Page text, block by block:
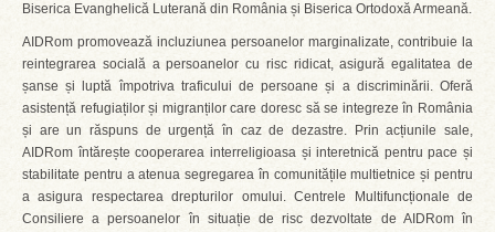
Biserica Evanghelică Luterană din România și Biserica Ortodoxă Armeană.
AIDRom promovează incluziunea persoanelor marginalizate, contribuie la
reintegrarea socială a persoanelor cu risc ridicat, asigură egalitatea de
șanse și luptă împotriva traficului de persoane și a discriminării. Oferă
asistență refugiaților și migranților care doresc să se integreze în România
și are un răspuns de urgență în caz de dezastre. Prin acțiunile sale,
AIDRom întărește cooperarea interreligioasa și interetnică pentru pace și
stabilitate pentru a atenua segregarea în comunitățile multietnice și pentru
a asigura respectarea drepturilor omului. Centrele Multifuncționale de
Consiliere a persoanelor în situație de risc dezvoltate de AIDRom în